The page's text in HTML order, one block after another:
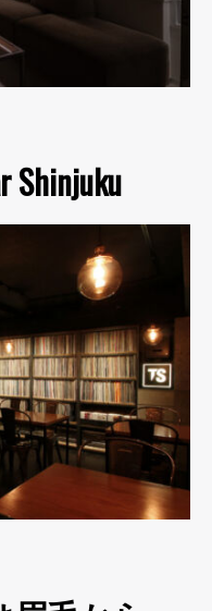
Shinjuku